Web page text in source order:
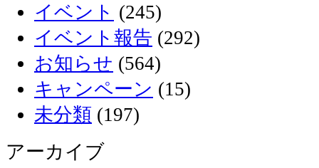
イベント (245)
イベント報告 (292)
お知らせ (564)
キャンペーン (15)
未分類 (197)
アーカイブ